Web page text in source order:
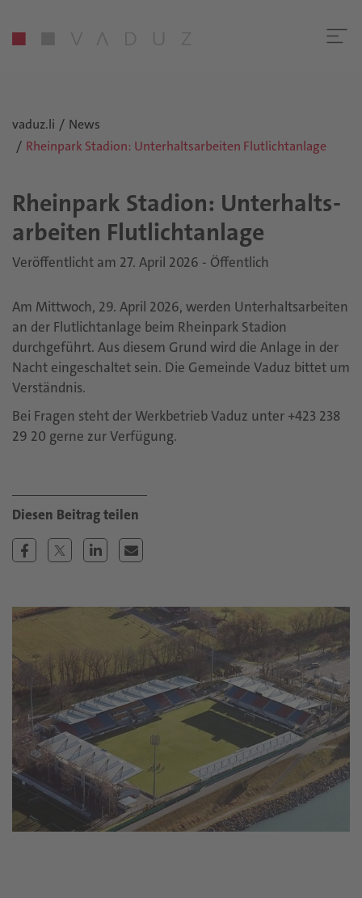
vaduz.li
News
Rheinpark Stadion: Unterhaltsarbeiten Flutlichtanlage
Rhein­park Sta­di­on: Un­ter­halts­
ar­bei­ten Flut­licht­an­la­ge
Veröffentlicht am 27. April 2026 - Öffentlich
Am Mittwoch, 29. April 2026, werden Unterhaltsarbeiten
an der Flutlichtanlage beim Rheinpark Stadion
durchgeführt. Aus diesem Grund wird die Anlage in der
Nacht eingeschaltet sein. Die Gemeinde Vaduz bittet um
Verständnis.
Bei Fragen steht der Werkbetrieb Vaduz unter +423 238
29 20 gerne zur Verfügung.